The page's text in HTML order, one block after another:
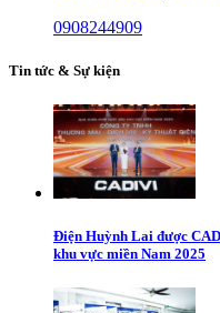
0908244909
Tin tức & Sự kiện
Điện Huỳnh Lai được
khu vực miền Nam 2025